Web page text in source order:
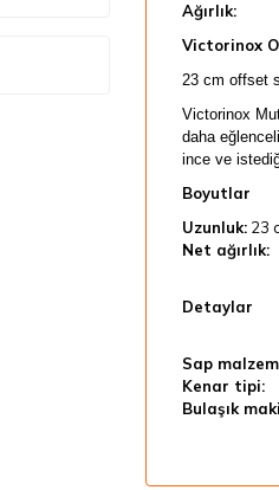
Ağırlık:
Victorinox
23 cm offset
Victorinox
daha
ince ve
Boyutlar
Uzunluk:23
Net ağırlık:
Detaylar
Sap
Kenar tipi:
Bulaşık